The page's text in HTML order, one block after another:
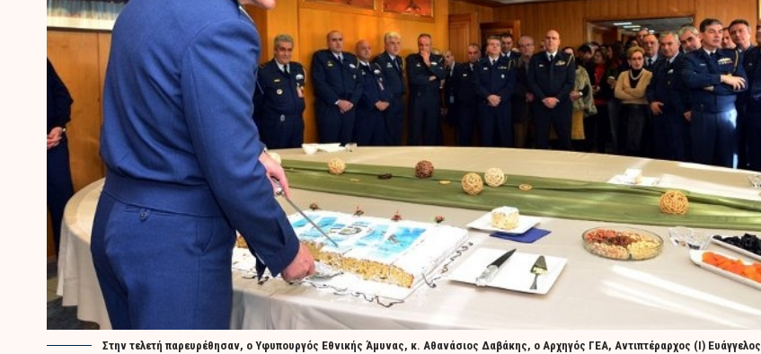
Στην τελετή παρευρέθησαν, ο Υφυπουργός Εθνικής Άμυνας, κ. Αθανάσιος Δαβάκης, ο Αρχηγός ΓΕΑ, Αντιπτέραρχος (Ι) Ευάγγελος